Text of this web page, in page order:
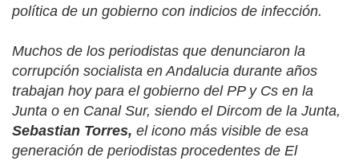
política de un gobierno con indicios de infección.
Muchos de los periodistas que denunciaron la
corrupción socialista en Andalucia durante años
trabajan hoy para el gobierno del PP y Cs en la
Junta o en Canal Sur, siendo el Dircom de la Junta,
Sebastian Torres, el icono más visible de esa
generación de periodistas procedentes de El